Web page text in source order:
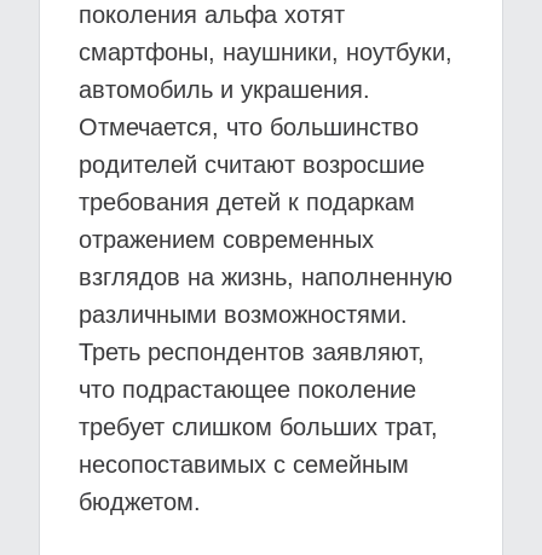
поколения альфа хотят
смартфоны, наушники, ноутбуки,
автомобиль и украшения.
Отмечается, что большинство
родителей считают возросшие
требования детей к подаркам
отражением современных
взглядов на жизнь, наполненную
различными возможностями.
Треть респондентов заявляют,
что подрастающее поколение
требует слишком больших трат,
несопоставимых с семейным
бюджетом.